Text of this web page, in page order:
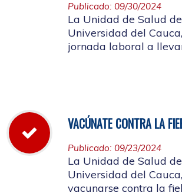
Publicado: 09/30/2024
La Unidad de Salud
Universidad del
jornada laboral a
VACÚNATE CONTRA LA
Publicado: 09/23/2024
La Unidad de Salud
Universidad del
vacunarse contra la